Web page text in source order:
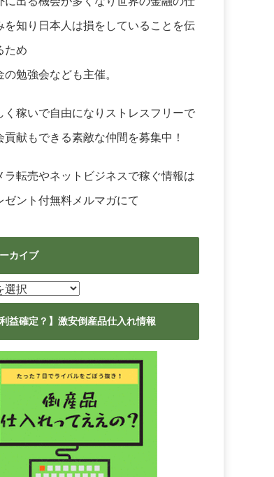
を知り日本人は損をしていることを伝
ため
の勉強会なども主催。
く稼いで自由になりストレスフリーで
貢献もできる素敵な仲間を募集中！
ラ転売やネットビジネスで稼ぐ情報は
ゼント付無料メルマガにて
カイブ
利益確定？】激安倒産品仕入れ情報